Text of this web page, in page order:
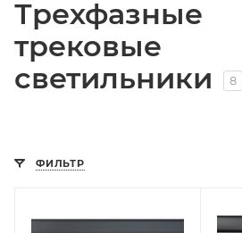
Трехфазные
трековые
светильники
8
ФИЛЬТР